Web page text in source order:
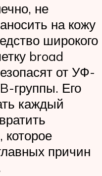
не
на кожу
широкого
broad
от УФ-
группы. Его
каждый
которое
причин